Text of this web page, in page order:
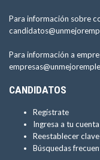
Para información sobre
Para información a
CANDIDATOS
Regístrate
Ingresa a tu cuenta
Reestablecer clave
Búsquedas